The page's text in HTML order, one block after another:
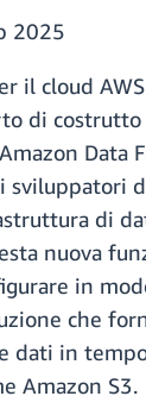
2025
il cloud AWS
di
Data
sviluppatori
di
nuova
in
che
dati in
Amazon S3.